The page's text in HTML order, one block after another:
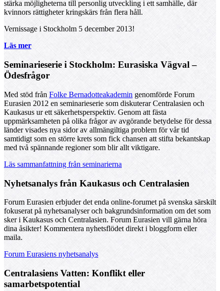
stärka möjligheterna till personlig utveckling i ett samhälle, där
kvinnors rättigheter kringskärs från flera håll.
Vernissage i Stockholm 5 december 2013!
Läs mer
Seminarieserie i Stockholm: Eurasiska Vägval –
Ödesfrågor
Med stöd från Folke Bernadotteakademin genomförde Forum
Eurasien 2012 en seminarieserie som diskuterar Centralasien och
Kaukasus ur ett säkerhetsperspektiv. Genom att fästa
uppmärksamheten på olika frågor av avgörande betydelse för dessa
länder visades nya sidor av allmängiltiga problem för vår tid
samtidigt som en större krets som fick chansen att stifta bekantskap
med två spännande regioner som blir allt viktigare.
Läs sammanfattning från seminarierna
Nyhetsanalys från Kaukasus och Centralasien
Forum Eurasien erbjuder det enda online-forumet på svenska särskilt
fokuserat på nyhetsanalyser och bakgrundsinformation om det som
sker i Kaukasus och Centralasien. Forum Eurasien vill gärna höra
dina åsikter! Kommentera nyhetsflödet direkt i bloggform eller
maila.
Forum Eurasiens nyhetsanalys
Centralasiens Vatten: Konflikt eller
samarbetspotential